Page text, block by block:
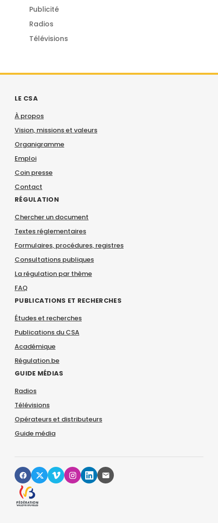
Publicité
Radios
Télévisions
LE CSA
À propos
Vision, missions et valeurs
Organigramme
Emploi
Coin presse
Contact
RÉGULATION
Chercher un document
Textes réglementaires
Formulaires, procédures, registres
Consultations publiques
La régulation par thème
FAQ
PUBLICATIONS ET RECHERCHES
Études et recherches
Publications du CSA
Académique
Régulation.be
GUIDE MÉDIAS
Radios
Télévisions
Opérateurs et distributeurs
Guide média